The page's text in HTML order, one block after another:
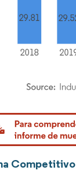
Intelligence. El
Competitivo